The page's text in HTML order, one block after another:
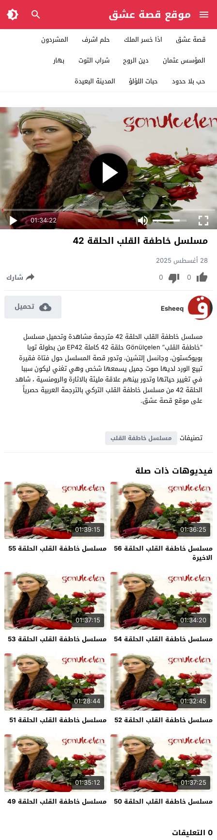
موقع قصة عشق
قصة عشق اذا خسر الملك حلم اشرف
المشردون
المؤسس عثمان
دين الروح شراب التوت
بهار
حب بلا حدود
حبات اللؤلؤ المدينة البعيدة
01:34:22
مسلسل خاطفة القلب الحلقة 42
28 أغسطس 2025
0
0 شارك
Esheeq تحميل
مسلسل خاطفة القلب الحلقة 42 مترجمة مشاهدة وتحميل مسلسل
“خاطفة القلب” Gönülçelen حلقة 42 كاملة EP42 من بطولة توبا
بويوكستون، وجانسل إلتشين، وتدور قصة المسلسل حول فتاة فقيرة
تبيع الورد لديها صوت جميل يسمعها شخص وهي تغني ليكون سببا
في تغيير حياتها وتدور بينهم علاقة مليئة بالاثارة والرومنسية ، شاهد
الحلقة 42 من مسلسل خاطفة القلب التركي بالترجمة العربية حصرياً
على موقع قصة عشق.
تصنيفات مسلسل خاطفة القلب
فيديوهات ذات صلة
01:36:25
مسلسل خاطفة القلب الحلقة 56
الاخيرة
01:39:15
مسلسل خاطفة القلب الحلقة 55
01:34:20
مسلسل خاطفة القلب الحلقة 54
01:37:15
مسلسل خاطفة القلب الحلقة 53
01:32:45
مسلسل خاطفة القلب الحلقة 52
01:28:44
مسلسل خاطفة القلب الحلقة 51
01:37:25
مسلسل خاطفة القلب الحلقة 50
01:35:12
مسلسل خاطفة القلب الحلقة 49
0 التعليقات